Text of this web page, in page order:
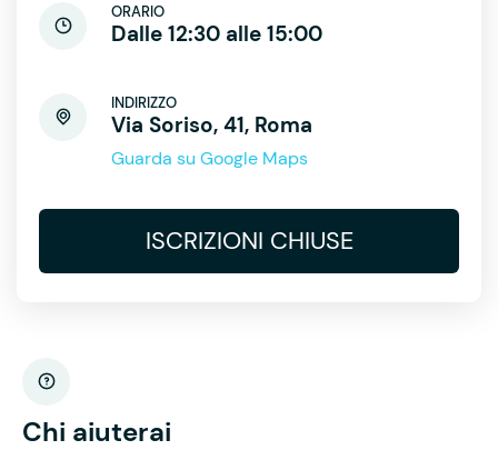
ORARIO
Dalle 12:30 alle 15:00
INDIRIZZO
Via Soriso, 41, Roma
Guarda su Google Maps
ISCRIZIONI CHIUSE
Chi aiuterai